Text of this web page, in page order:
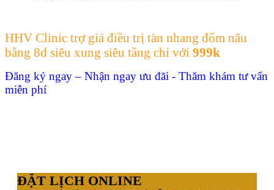
HHV Clinic trợ giá điều trị tàn nhang đốm nâu
bằng 8d siêu xung siêu tầng chỉ với 999k
Đăng ký ngay – Nhận ngay ưu đãi - Thăm khám tư vấn
miễn phí
ĐẶT LỊCH ONLINE